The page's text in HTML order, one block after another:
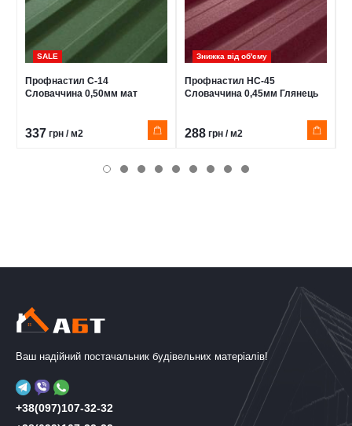
SALE
Профнастил С-14
Словаччина 0,50мм мат
337 грн / м2
Знижка від обʹєму
Профнастил НС-45
Словаччина 0,45мм Глянець
288 грн / м2
Ваш надійний постачальник будівельних матеріалів!
+38(097)107-32-32